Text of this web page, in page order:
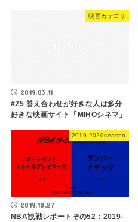
映画カテゴリ
2019.03.11
#25 答え合わせが好きな人は多分
好きな映画サイト「MIHOシネマ」
2019-2020season
2019.10.27
NBA観戦レポートその52：2019-